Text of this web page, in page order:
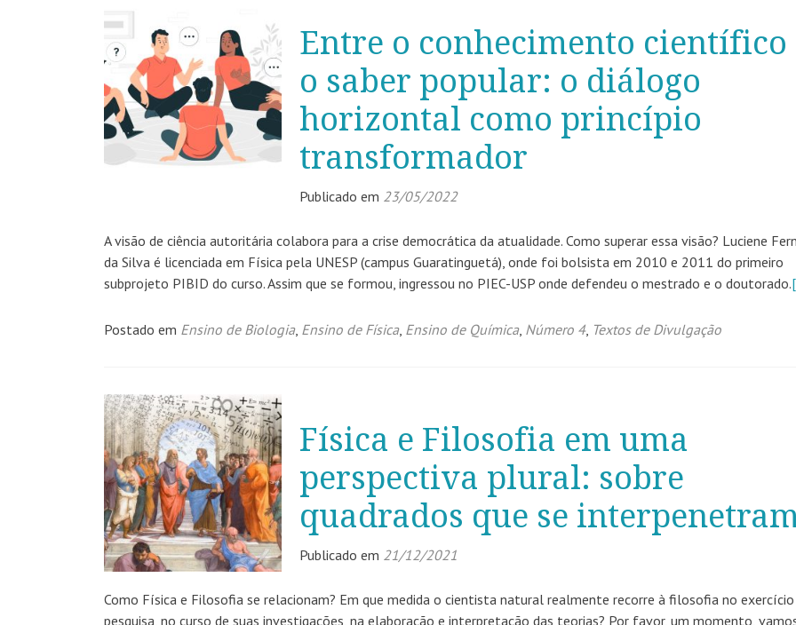
Entre o conhecimento científico
o saber popular: o diálogo
horizontal como princípio
transformador
Publicado em 23/05/2022
A visão de ciência autoritária colabora para a crise democrática da atualidade. Como superar essa visão? Luciene
da Silva é licenciada em Física pela UNESP (campus Guaratinguetá), onde foi bolsista em 2010 e 2011 do primeiro
subprojeto PIBID do curso. Assim que se formou, ingressou no PIEC-USP onde defendeu o mestrado e o doutorado.
Postado em Ensino de Biologia, Ensino de Física, Ensino de Química, Número 4, Textos de Divulgação
Física e Filosofia em uma
perspectiva plural: sobre
quadrados que se
Publicado em 21/12/2021
Como Física e Filosofia se relacionam? Em que medida o cientista natural realmente recorre à filosofia no exercício
pesquisa, no curso de suas investigações, na elaboração e interpretação das teorias? Por favor, um momento,